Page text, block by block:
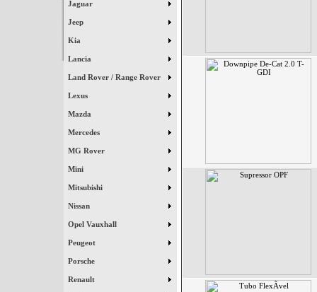
Jaguar
Jeep
Kia
Lancia
Land Rover / Range Rover
Lexus
Mazda
Mercedes
MG Rover
Mini
Mitsubishi
Nissan
Opel Vauxhall
Peugeot
Porsche
Renault